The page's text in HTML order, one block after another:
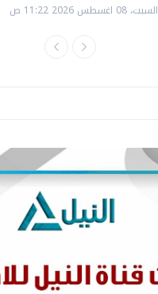
السبت، 08 اغسطس 2026 11:22 ص